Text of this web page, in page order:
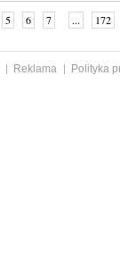
5 6 7 ... 172
Reklama
Polityka